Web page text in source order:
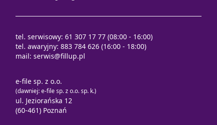
tel. serwisowy: 61 307 17 77 (08:00 - 16:00)
tel. awaryjny: 883 784 626 (16:00 - 18:00)
mail: serwis@fillup.pl
e-file sp. z o.o.
(dawniej: e-file sp. z o.o. sp. k.)
ul. Jeziorańska 12
(60-461) Poznań